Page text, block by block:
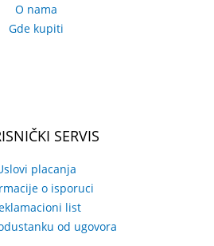
O nama
Gde kupiti
SERVIS
placanja
o isporuci
list
od ugovora